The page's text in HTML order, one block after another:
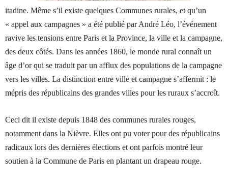
itadine. Même s’il existe quelques Communes rurales, et qu’un
« appel aux campagnes » a été publié par André Léo, l’événement
ravive les tensions entre Paris et la Province, la ville et la campagne,
des deux côtés. Dans les années 1860, le monde rural connaît un
âge d’or qui se traduit par un afflux des populations de la campagne
vers les villes. La distinction entre ville et campagne s’affermit : le
mépris des républicains des grandes villes pour les ruraux s’accroît.
Ceci dit il existe depuis 1848 des communes rurales rouges,
notamment dans la Nièvre. Elles ont pu voter pour des républicains
radicaux lors des dernières élections et ont parfois montré leur
soutien à la Commune de Paris en plantant un drapeau rouge.